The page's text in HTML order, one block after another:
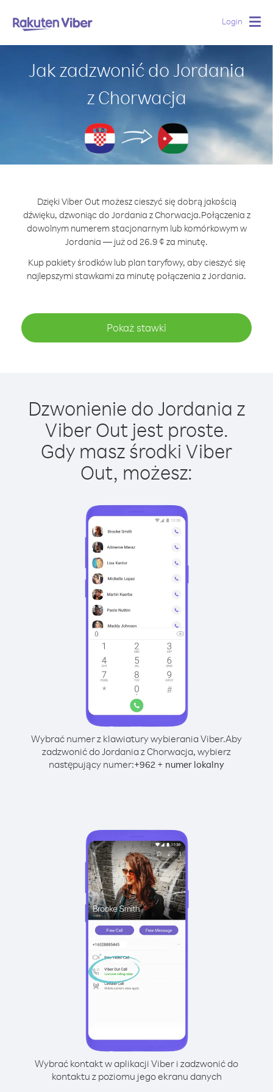
Login
Jak zadzwonić do Jordania
z Chorwacja
Dzięki Viber Out możesz cieszyć się dobrą jakością
dźwięku, dzwoniąc do Jordania z Chorwacja.Połączenia z
dowolnym numerem stacjonarnym lub komórkowym w
Jordania — już od 26.9 ¢ za minutę.
Kup pakiety środków lub plan taryfowy, aby cieszyć się
najlepszymi stawkami za minutę połączenia z Jordania.
Pokaż stawki
Dzwonienie do Jordania z
Viber Out jest proste.
Gdy masz środki Viber
Out, możesz:
Wybrać numer z klawiatury wybierania Viber.Aby
zadzwonić do Jordania z Chorwacja, wybierz
następujący numer:+962 + numer lokalny
Wybrać kontakt w aplikacji Viber i zadzwonić do
kontaktu z poziomu jego ekranu danych